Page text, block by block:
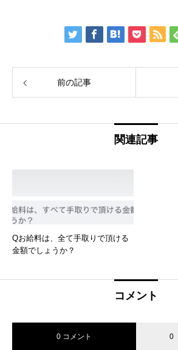
前の記事
関連記事
Qお給料は、全て手取りで頂ける
金額でしょうか？
コメント
0 コメント 0